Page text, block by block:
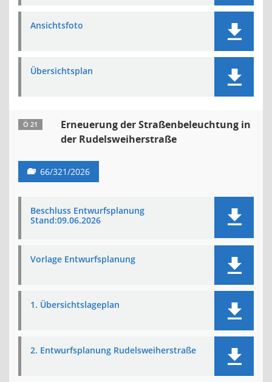
Ansichtsfoto
Übersichtsplan
Ö 21
Erneuerung der Straßenbeleuchtung in
der Rudelsweiherstraße
66/321/2026
Beschluss Entwurfsplanung
Stand:09.06.2026
Vorlage Entwurfsplanung
1. Übersichtslageplan
2. Entwurfsplanung Rudelsweiherstraße